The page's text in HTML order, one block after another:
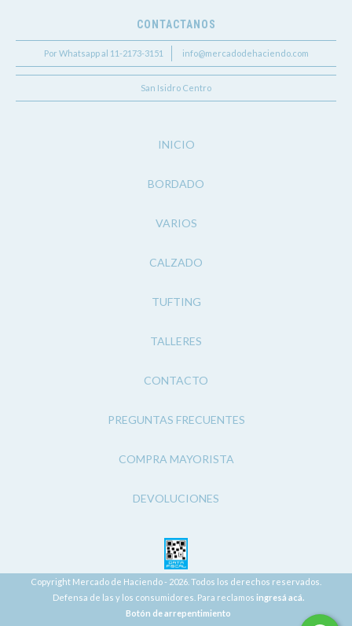
CONTACTANOS
Por Whatsapp al 11-2173-3151 info@mercadodehaciendo.com
San Isidro Centro
INICIO
BORDADO
VARIOS
CALZADO
TUFTING
TALLERES
CONTACTO
PREGUNTAS FRECUENTES
COMPRA MAYORISTA
DEVOLUCIONES
Copyright Mercado de Haciendo - 2026. Todos los derechos reservados.
Defensa de las y los consumidores. Para reclamos ingresá acá.
Botón de arrepentimiento